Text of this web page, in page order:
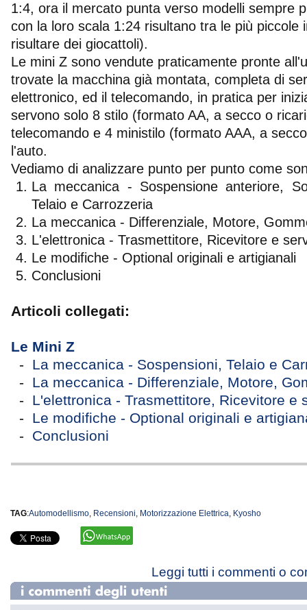
1:4, ora il mercato punta verso modelli sempre
con la loro scala 1:24 risultano tra le più piccole
risultare dei giocattoli).
Le mini Z sono vendute praticamente pronte
trovate la macchina già montata, completa di
elettronico, ed il telecomando, in pratica per
servono solo 8 stilo (formato AA, a secco o
telecomando e 4 ministilo (formato AAA, a
l'auto.
Vediamo di analizzare punto per punto come
La meccanica - Sospensione anteriore,
Telaio e Carrozzeria
La meccanica - Differenziale, Motore,
L'elettronica - Trasmettitore, Ricevitore e
Le modifiche - Optional originali e artigianali
Conclusioni
Articoli collegati:
Le Mini Z
- La meccanica - Sospensioni, Telaio e
- La meccanica - Differenziale, Motore,
- L'elettronica - Trasmettitore, Ricevitore e
- Le modifiche - Optional originali e
- Conclusioni
TAG:Automodellismo, Recensioni, Motorizzazione Elettrica, Kyosho
Leggi tutti i commenti o